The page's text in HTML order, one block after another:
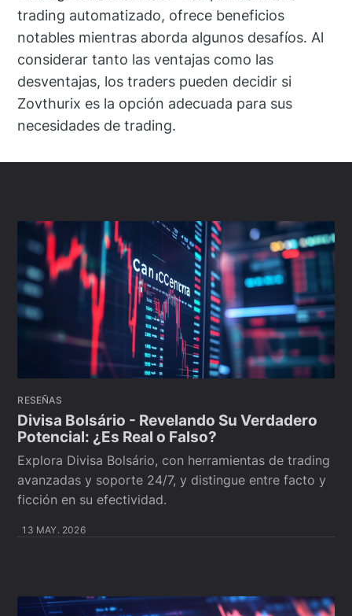
trading automatizado, ofrece beneficios
notables mientras aborda algunos desafíos. Al
considerar tanto las ventajas como las
desventajas, los traders pueden decidir si
Zovthurix es la opción adecuada para sus
necesidades de trading.
RESEÑAS
Divisa Bolsário - Revelando Su Verdadero
Potencial: ¿Es Real o Falso?
Explora Divisa Bolsário, con herramientas de trading
avanzadas y soporte 24/7, y distingue entre facto y
ficción en su efectividad.
13 MAY. 2026